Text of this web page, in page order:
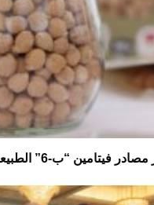
فيتامين “ب-6” الطبيعية؟